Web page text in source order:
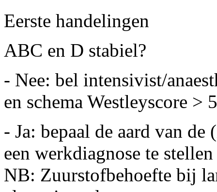
Eerste handelingen
ABC en D stabiel?
- Nee: bel intensivist/
en schema Westleyscore > 5
- Ja: bepaal de aard van
een werkdiagnose te
NB: Zuurstofbehoefte bij